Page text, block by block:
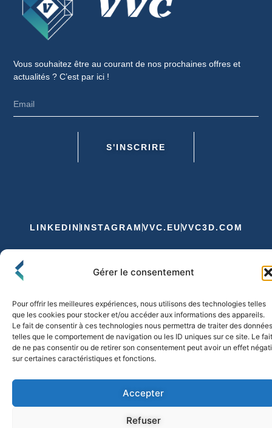
Gérer le consentement
Pour offrir les meilleures expériences, nous utilisons des technologies telles
que les cookies pour stocker et/ou accéder aux informations des appareils.
Le fait de consentir à ces technologies nous permettra de traiter des données
telles que le comportement de navigation ou les ID uniques sur ce site. Le fait
de ne pas consentir ou de retirer son consentement peut avoir un effet
sur certaines caractéristiques et fonctions.
Accepter
Refuser
Vous souhaitez être au courant de nos prochaines offres et
actualités ? C’est par ici !
S'INSCRIRE
LINKEDIN INSTAGRAM VVC.EUVVC3D.COM
Politique de Confidentialité et de CookiesExpédition et Livraison
© 2026 FLO & CO. All Rights Reserved